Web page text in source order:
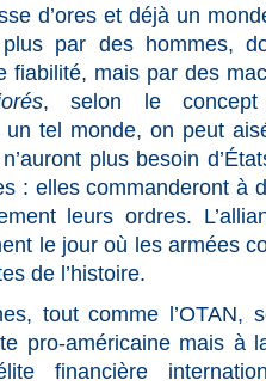
d’ores et déjà un
par des hommes,
fiabilité, mais par des
, selon le concept
un tel monde, on peut
plus besoin
: elles commanderont à
leurs ordres.
le jour où les armées
de l’histoire.
tout comme l’OTAN,
pro-américaine mais à
financière